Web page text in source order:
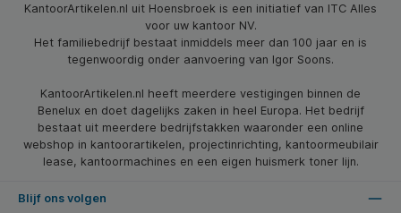
KantoorArtikelen.nl uit Hoensbroek is een initiatief van ITC Alles
voor uw kantoor NV.
Het familiebedrijf bestaat inmiddels meer dan 100 jaar en is
tegenwoordig onder aanvoering van Igor Soons.
KantoorArtikelen.nl heeft meerdere vestigingen binnen de
Benelux en doet dagelijks zaken in heel Europa. Het bedrijf
bestaat uit meerdere bedrijfstakken waaronder een online
webshop in kantoorartikelen, projectinrichting, kantoormeubilair
lease, kantoormachines en een eigen huismerk toner lijn.
Blijf ons volgen